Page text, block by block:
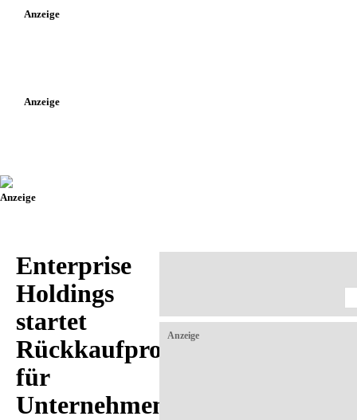
Anzeige
Anzeige
Anzeige
Enterprise
Holdings
startet
Rückkaufprogramm
für
Unternehmensanleihe
Anzeige